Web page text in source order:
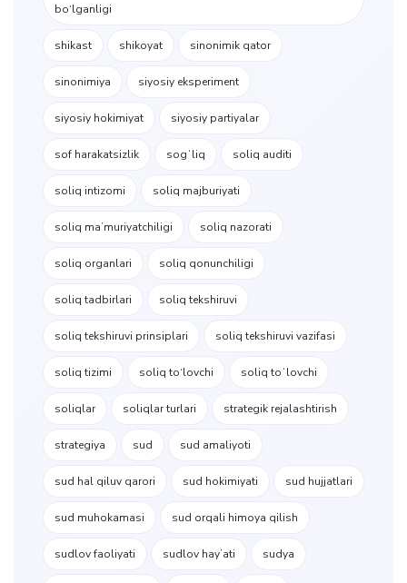
bo‘lganligi
shikast shikoyat sinonimik qator
sinonimiya siyosiy eksperiment
siyosiy hokimiyat siyosiy partiyalar
sof harakatsizlik sogʻliq soliq auditi
soliq intizomi soliq majburiyati
soliq maʼmuriyatchiligi soliq nazorati
soliq organlari soliq qonunchiligi
soliq tadbirlari soliq tekshiruvi
soliq tekshiruvi prinsiplari soliq tekshiruvi vazifasi
soliq tizimi soliq to‘lovchi soliq toʻlovchi
soliqlar soliqlar turlari strategik rejalashtirish
strategiya sud sud amaliyoti
sud hal qiluv qarori sud hokimiyati sud hujjatlari
sud muhokamasi sud orqali himoya qilish
sudlov faoliyati sudlov hayʼati sudya